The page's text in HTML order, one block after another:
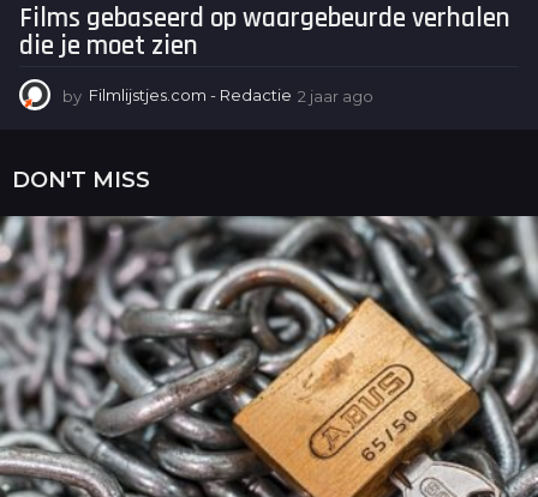
Films gebaseerd op waargebeurde verhalen
die je moet zien
by Filmlijstjes.com - Redactie 2 jaar ago
g
o
DON'T MISS